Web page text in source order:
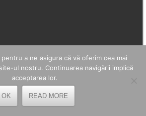
a ne asigura că vă oferim cea mai
ul nostru. Continuarea navigării implică
acceptarea lor.
OK READ MORE